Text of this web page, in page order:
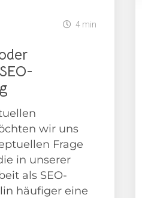
4 min
wir uns
Frage
in unserer
als SEO-
häufiger eine